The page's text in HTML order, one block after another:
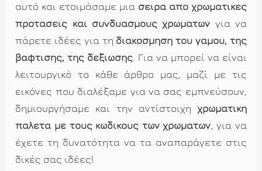
αυτό και ετοιμάσαμε μια σειρά από χρωματικές
προτάσεις και συνδυασμούς χρωμάτων για να
πάρετε ιδέες για τη διακόσμηση του γάμου, της
βάφτισης, της δεξίωσης. Για να μπορεί να είναι
λειτουργικό το κάθε άρθρο μας, μαζί με τις
εικόνες που διαλέξαμε για να σας εμπνεύσουν,
δημιουργήσαμε και την αντίστοιχη χρωματική
παλέτα με τους κωδικούς των χρωμάτων, για να
έχετε τη δυνατότητα να τα αναπαράγετε στις
δικές σας ιδέες!